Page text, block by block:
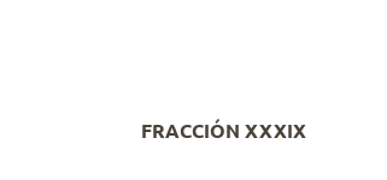
FRACCIÓN XXXIX